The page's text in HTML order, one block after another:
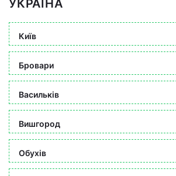
УКРАЇНА
Київ
Бровари
Васильків
Вишгород
Обухів